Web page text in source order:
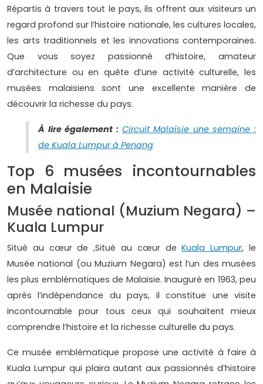
Répartis à travers tout le pays, ils offrent aux visiteurs un
regard profond sur l’histoire nationale, les cultures locales,
les arts traditionnels et les innovations contemporaines.
Que vous soyez passionné d’histoire, amateur
d’architecture ou en quête d’une activité culturelle, les
musées malaisiens sont une excellente manière de
découvrir la richesse du pays.
À lire également : Circuit Malaisie une semaine :
de Kuala Lumpur à Penang
Top 6 musées incontournables
en Malaisie
Musée national (Muzium Negara) –
Kuala Lumpur
Situé au cœur de ,Situé au cœur deKuala Lumpur, le
Musée national (ou Muzium Negara) est l’un des musées
les plus emblématiques de Malaisie. Inauguré en 1963, peu
après l’indépendance du pays, il constitue une visite
incontournable pour tous ceux qui souhaitent mieux
comprendre l’histoire et la richesse culturelle du pays.
Ce musée emblématique propose une activité à faire à
Kuala Lumpur qui plaira autant aux passionnés d’histoire